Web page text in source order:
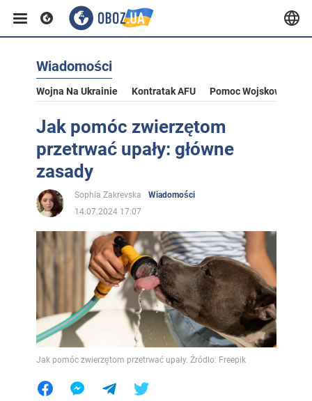
Wiadomości
Wojna Na Ukrainie Kontratak AFU Pomoc Wojskowa Dla
Jak pomóc zwierzętom
przetrwać upały: główne
zasady
Sophia Zakrevska
Wiadomości
14.07.2024 17:07
Jak pomóc zwierzętom przetrwać upały. Źródło: Freepik